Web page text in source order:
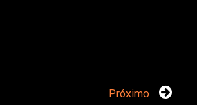
Próximo